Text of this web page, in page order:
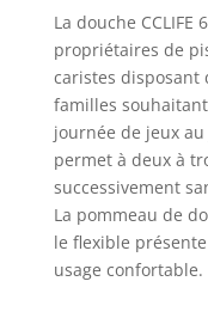
La douche
propriétaires de
caristes disposant
familles
journée de jeux
permet à deux à
successivement
La pommeau de
le flexible
usage confortable.